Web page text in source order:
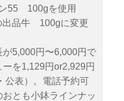
55 100gを使用
出品牛 100gに変更
5,000円〜6,000円で
を1,129円or2,929円
公表）。電話予約可
とも小鉢ラインナッ